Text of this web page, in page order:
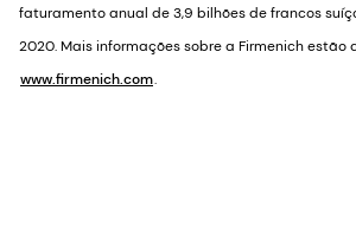
faturamento anual de 3,9 bilhões de francos
2020. Mais informações sobre a Firmenich estão
www.firmenich.com.